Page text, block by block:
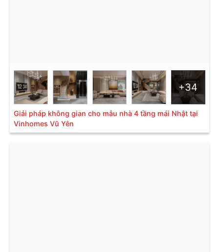
+34
Giải pháp không gian cho mẫu nhà 4 tầng mái Nhật tại
Vinhomes Vũ Yên